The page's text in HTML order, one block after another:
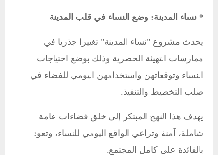
* نساء المدينة: وضع النساء في قلب المدينة
يحدث مشروع "نساء المدينة" تغييرا جذريا في
ممارسات التهيئة الحضرية وذلك بوضع احتياجات
النساء وتوقعاتهن واستخدامهن اليومي للفضاء في
صلب التخطيط والتنفيذ.
يهدف هذا النهج المبتكر إلى خلق فضاءات عامة
شاملة، آمنة وتراعي الواقع اليومي للنساء، وتعود
بالفائدة على كامل المجتمع.